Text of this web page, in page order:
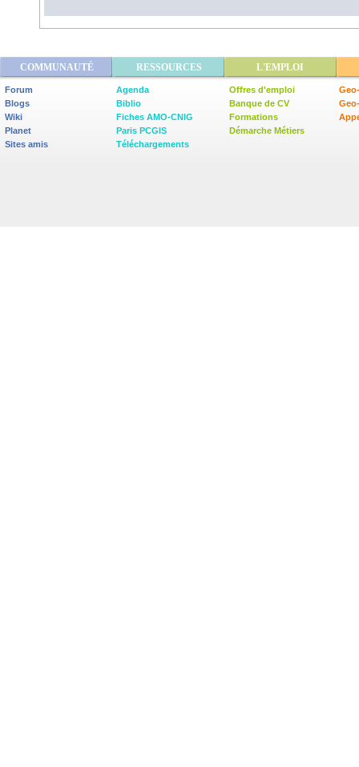
COMMUNAUTÉ RESSOURCES L'EMPLOI
Forum
Blogs
Wiki
Planet
Sites amis
Agenda
Biblio
Fiches AMO-CNIG
Paris PCGIS
Téléchargements
Offres d'emploi
Banque de CV
Formations
Démarche Métiers